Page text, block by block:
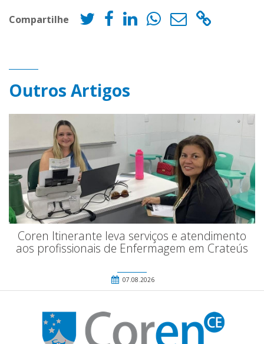
Compartilhe
Outros Artigos
Coren Itinerante leva serviços e atendimento
aos profissionais de Enfermagem em Crateús
07.08.2026